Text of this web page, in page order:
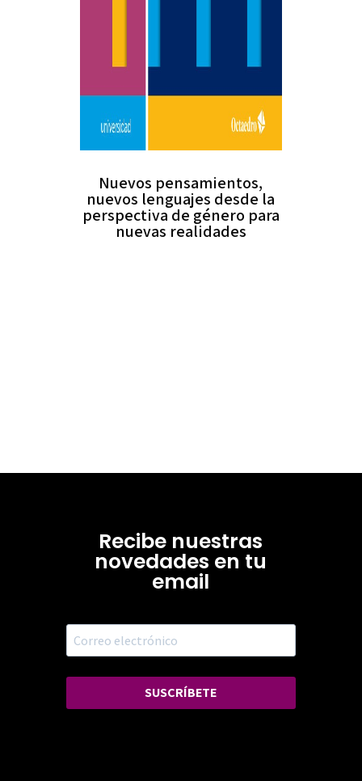
Nuevos pensamientos,
nuevos lenguajes desde la
perspectiva de género para
nuevas realidades
Recibe nuestras
novedades en tu
email
SUSCRÍBETE